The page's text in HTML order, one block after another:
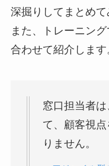
深掘りしてまとめて
また、トレーニン
合わせて紹介します
窓口担当者
て、顧客視
りません。